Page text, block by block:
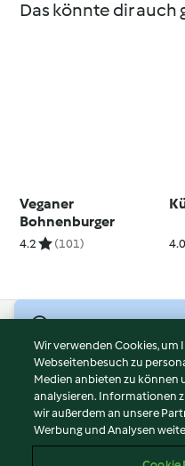
Das könnte dir auch
Veganer
Bohnenburger
4.2 (101) 4.0
Nutzungsbedingungen
Datenschutzrichtlinien
Disclaimer
Impressum
Wir verwenden Cookies, um
Webseitenbesuch zu
Medien anbieten zu können
analysieren. Informationen
wir außerdem an unsere
Werbung und Analysen